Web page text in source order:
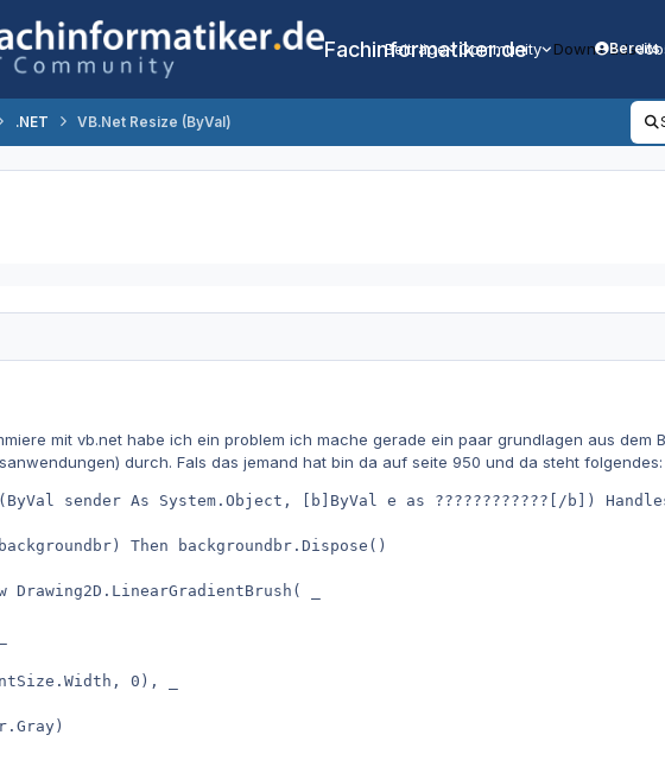
Fachinformatiker.de
Beiträge Community DownloadsBereits
.NET VB.Net Resize (ByVal)
mit vb.net habe ich ein problem ich mache gerade ein paar grundlagen aus dem
durch. Fals das jemand hat bin da auf seite 950 und da steht folgendes:
sender As System.Object, [b]ByVal e as ????????????[/b])
Then backgroundbr.Dispose()
Drawing2D.LinearGradientBrush( _
0), _